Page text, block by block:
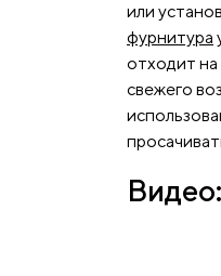
или
фурнитура
отходит
свежего